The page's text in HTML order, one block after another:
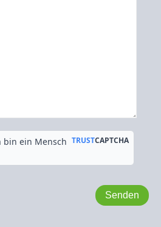
Mail-Adresse senden